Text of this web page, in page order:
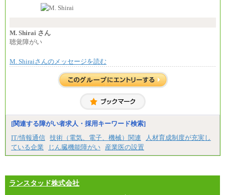
い職責を担う方については、さらに高い金額を個別
※上記に加え、所定労働時間外に勤務をした場
※試用期間中も給与に変更はございません。
＜募集各社・全職種共通＞
月給21万円以上～
※試用期間中の給与に変更はありません。
ます。
M. Shirai さん
聴覚障がい
M. Shiraiさんのメッセージを読む
[関連する障がい者求人・採用キーワード検索]
IT/情報通信 技術（電気、電子、機械）関連
人材育成制度が充実し
ている企業
じん臓機能障がい 産業医の設置
ランスタッド株式会社